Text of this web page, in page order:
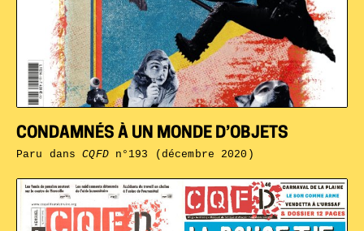
CONDAMNÉS À UN MONDE D’OBJETS
Paru dansCQFDn°193 (décembre 2020)